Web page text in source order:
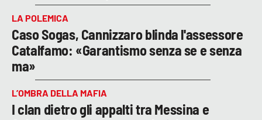
LA POLEMICA
Caso Sogas, Cannizzaro blinda l'assessore
Catalfamo: «Garantismo senza se e senza
ma»
L’OMBRA DELLA MAFIA
I clan dietro gli appalti tra Messina e